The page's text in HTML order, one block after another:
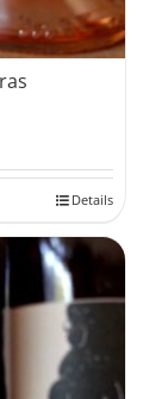
Details